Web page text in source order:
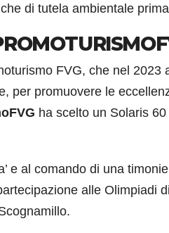
di tutela ambientale
FVG, che nel 2023
per promuovere le
ha scelto un Solaris
e al comando di una
alle Olimpiadi